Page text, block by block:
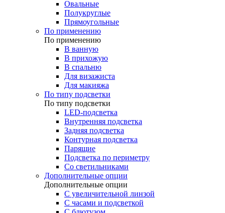
Овальные
Полукруглые
Прямоугольные
По применению
По применению
В ванную
В прихожую
В спальню
Для визажиста
Для макияжа
По типу подсветки
По типу подсветки
LED-подсветка
Внутренняя подсветка
Задняя подсветка
Контурная подсветка
Парящие
Подсветка по периметру
Со светильниками
Дополнительные опции
Дополнительные опции
C увеличительной линзой
C часами и подсветкой